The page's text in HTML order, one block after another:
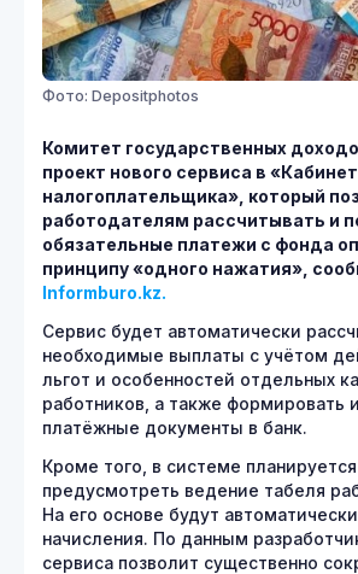
Фото: Depositphotos
Комитет государственных
проект нового сервиса в
налогоплательщика», который
работодателям рассчитывать и
обязательные платежи с фонда
принципу «одного нажатия»,
Informburo.kz.
Сервис будет автоматически
необходимые выплаты с учётом
льгот и особенностей отдельных
работников, а также формировать
платёжные документы в банк.
Кроме того, в системе планируется
предусмотреть ведение табеля
На его основе будут
начисления. По данным
сервиса позволит существенно